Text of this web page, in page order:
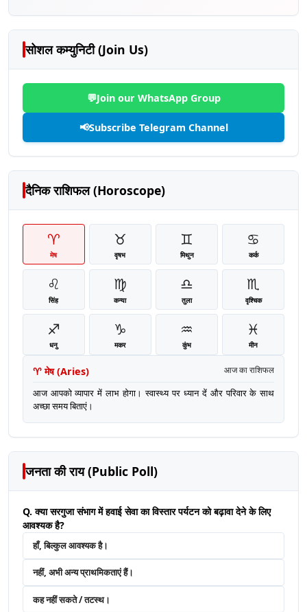
सोशल कम्युनिटी (Join Us)
💬Join our WhatsApp Group
📢Subscribe Telegram Channel
दैनिक राशिफल (Horoscope)
♈
मेष
♉
वृषभ
♊
मिथुन
♋
कर्क
♌
सिंह
♍
कन्या
♎
तुला
♏
वृश्चिक
♐
धनु
♑
मकर
♒
कुंभ
♓
मीन
♈ मेष(Aries) आज का राशिफल
आज आपको व्यापार में लाभ होगा। स्वास्थ्य पर ध्यान दें और परिवार के साथ
अच्छा समय बिताएं।
जनता की राय (Public Poll)
Q. क्या सरगुजा संभाग में हवाई सेवा का विस्तार पर्यटन को बढ़ावा देने के लिए
आवश्यक है?
हाँ, बिल्कुल आवश्यक है।
नहीं, अभी अन्य प्राथमिकताएं हैं।
कह नहीं सकते / तटस्थ।